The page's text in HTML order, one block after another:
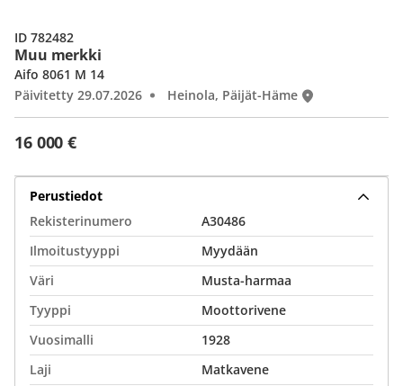
Muu merkki
16 000 €
Aifo 8061 M 14
Päivitetty 29.07.2026
Heinola, Päijät-Häme
ID 782482
Perustiedot
Rekisterinumero
A30486
Ilmoitustyyppi
Myydään
Väri
Musta-harmaa
Tyyppi
Moottorivene
Vuosimalli
1928
Laji
Matkavene